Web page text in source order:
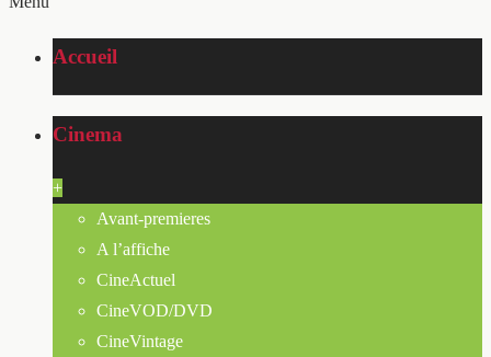
Accueil
Cinema
+
Avant-premieres
A l’affiche
CineActuel
CineVOD/DVD
CineVintage